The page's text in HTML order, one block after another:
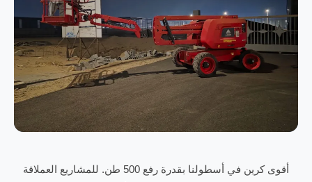
أقوى كرين في أسطولنا بقدرة رفع 500 طن. للمشاريع العملاقة